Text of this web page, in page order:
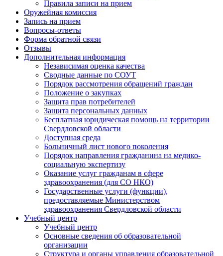
Правила записи на прием
Оружейная комиссия
Запись на прием
Вопросы-ответы
Форма обратной связи
Отзывы
Дополнительная информация
Независимая оценка качества
Сводные данные по СОУТ
Порядок рассмотрения обращений граждан
Положение о закупках
Защита прав потребителей
Защита персональных данных
Бесплатная юридическая помощь на территории
Свердловской области
Доступная среда
Больничный лист нового поколения
Порядок направления гражданина на медико-
социальную экспертизу
Оказание услуг гражданам в сфере
здравоохранения (для СО НКО)
Государственные услуги (функции),
предоставляемые Министерством
здравоохранения Свердловской области
Учебный центр
Учебный центр
Основные сведения об образовательной
организации
Структура и органы управления образовательной